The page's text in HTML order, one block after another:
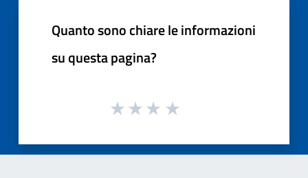
Quanto sono chiare le informazioni
su questa pagina?